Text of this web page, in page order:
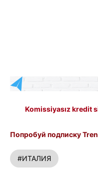
Komissiyasız kredit
Попробуй подписку
#ИТАЛИЯ